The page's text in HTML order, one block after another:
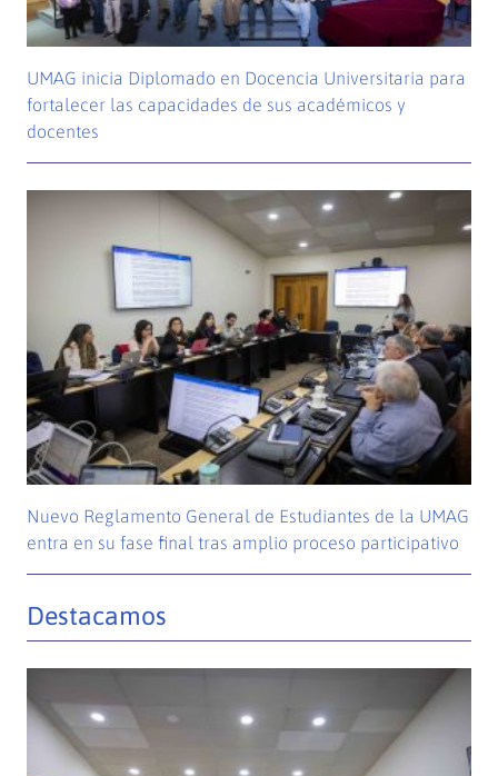
UMAG inicia Diplomado en Docencia Universitaria para
fortalecer las capacidades de sus académicos y
docentes
Nuevo Reglamento General de Estudiantes de la UMAG
entra en su fase final tras amplio proceso participativo
Destacamos